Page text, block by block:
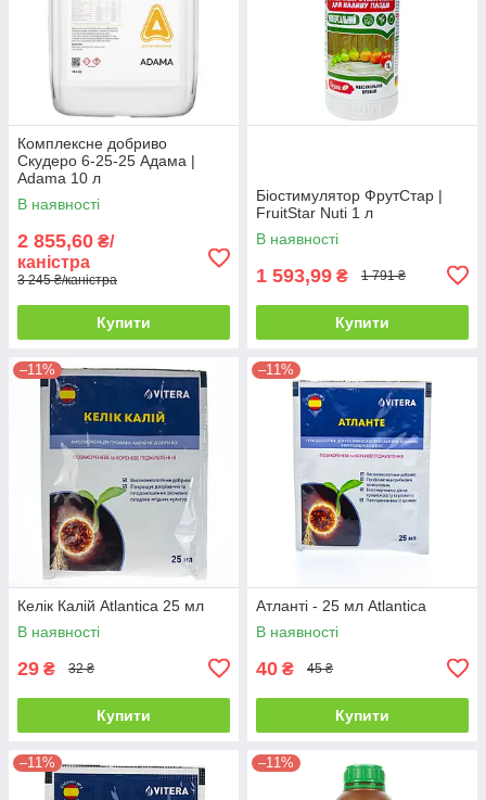
Комплексне добриво
Скудеро 6-25-25 Адама |
Adama 10 л
В наявності
2 855,60 ₴/
каністра
3 245 ₴/каністра
Купити
Біостимулятор ФрутСтар |
FruitStar Nuti 1 л
В наявності
1 593,99 ₴ 1 791 ₴
Купити
–11%
Келік Калій Atlantica 25 мл
В наявності
29 ₴ 32 ₴
Купити
–11%
Атланті - 25 мл Atlantica
В наявності
40 ₴ 45 ₴
Купити
–11% –11%